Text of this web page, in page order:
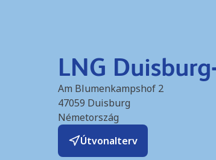
LNG
Am Blumenkampshof 2
47059 Duisburg
Németország
Útvonalterv